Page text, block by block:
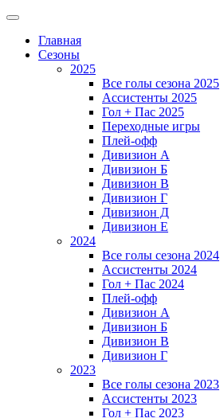
Главная
Сезоны
2025
Все голы сезона 2025
Ассистенты 2025
Гол + Пас 2025
Переходные игры
Плей-офф
Дивизион A
Дивизион Б
Дивизион В
Дивизион Г
Дивизион Д
Дивизион Е
2024
Все голы сезона 2024
Ассистенты 2024
Гол + Пас 2024
Плей-офф
Дивизион A
Дивизион Б
Дивизион В
Дивизион Г
2023
Все голы сезона 2023
Ассистенты 2023
Гол + Пас 2023